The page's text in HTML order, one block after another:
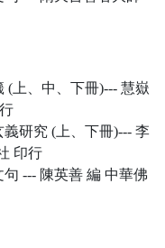
(上、中、下冊)--- 慧嶽
研究 (上、下冊)--- 李
印行
--- 陳英善 編 中華佛